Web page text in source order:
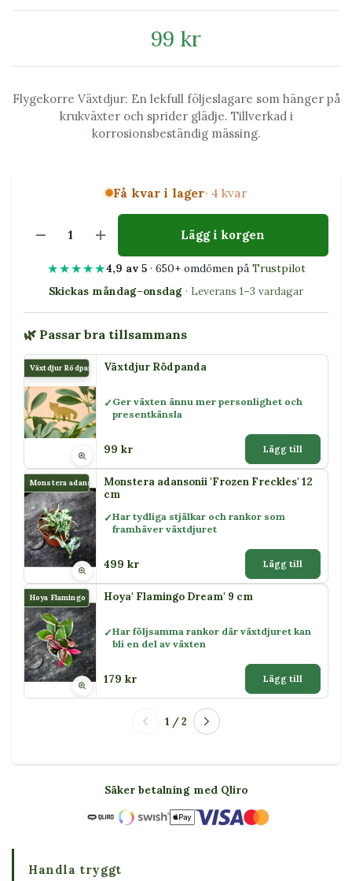
99 kr
Flygekorre Växtdjur: En lekfull följeslagare som hänger på
krukväxter och sprider glädje. Tillverkad i
korrosionsbeständig mässing.
Få kvar i lager· 4 kvar
Lägg i korgen
★★★★★4,9 av 5· 650+ omdömen på Trustpilot
Skickas måndag–onsdag · Leverans 1–3 vardagar
🌿 Passar bra tillsammans
Växtdjur Rödpanda Växtdjur Rödpanda
Ger växten ännu mer personlighet och
presentkänsla
99 kr Lägg till
Monstera adansoniiMonstera adansonii 'Frozen Freckles' 12
cm
Har tydliga stjälkar och rankor som
framhäver växtdjuret
499 kr Lägg till
Hoya Flamingo Hoya' Flamingo Dream' 9 cm
Har följsamma rankor där växtdjuret kan
bli en del av växten
179 kr Lägg till
1 / 2
Säker betalning med Qliro
Handla tryggt